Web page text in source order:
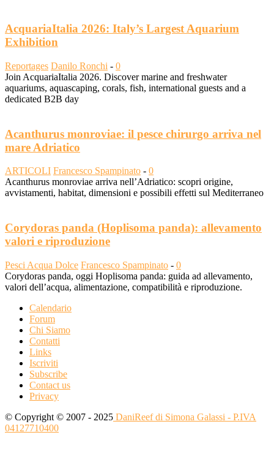
AcquariaItalia 2026: Italy’s Largest Aquarium
Exhibition
Reportages Danilo Ronchi - 0
Join AcquariaItalia 2026. Discover marine and freshwater
aquariums, aquascaping, corals, fish, international guests and a
dedicated B2B day
Acanthurus monroviae: il pesce chirurgo arriva nel
mare Adriatico
ARTICOLI Francesco Spampinato - 0
Acanthurus monroviae arriva nell’Adriatico: scopri origine,
avvistamenti, habitat, dimensioni e possibili effetti sul Mediterraneo
Corydoras panda (Hoplisoma panda): allevamento
valori e riproduzione
Pesci Acqua Dolce Francesco Spampinato - 0
Corydoras panda, oggi Hoplisoma panda: guida ad allevamento,
valori dell’acqua, alimentazione, compatibilità e riproduzione.
Calendario
Forum
Chi Siamo
Contatti
Links
Iscriviti
Subscribe
Contact us
Privacy
© Copyright © 2007 - 2025 DaniReef di Simona Galassi - P.IVA
04127710400